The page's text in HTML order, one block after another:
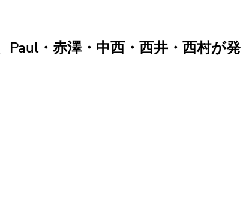
・赤澤・中西・西井・西村が発